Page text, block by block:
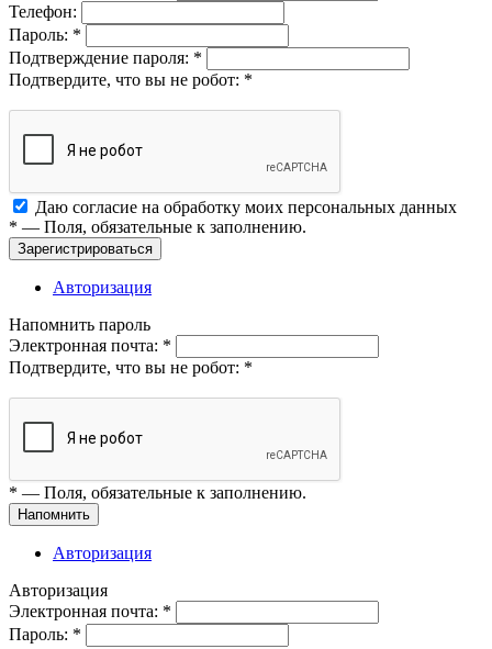
Телефон:
Пароль: *
Подтверждение пароля: *
Подтвердите, что вы не робот: *
Даю согласие на обработку моих персональных данных
* — Поля, обязательные к заполнению.
Зарегистрироваться
Авторизация
Напомнить пароль
Электронная почта: *
Подтвердите, что вы не робот: *
* — Поля, обязательные к заполнению.
Напомнить
Авторизация
Авторизация
Электронная почта: *
Пароль: *